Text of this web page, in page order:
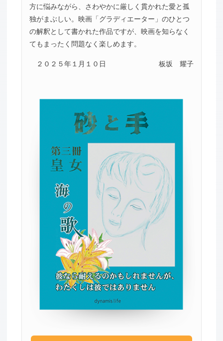
方に悩みながら、さわやかに厳しく貫かれた愛と孤
独がまぶしい。映画「グラディエーター」のひとつ
の解釈として書かれた作品ですが、映画を知らなく
てもまったく問題なく楽しめます。
２０２５年１月１０日 板坂 耀子